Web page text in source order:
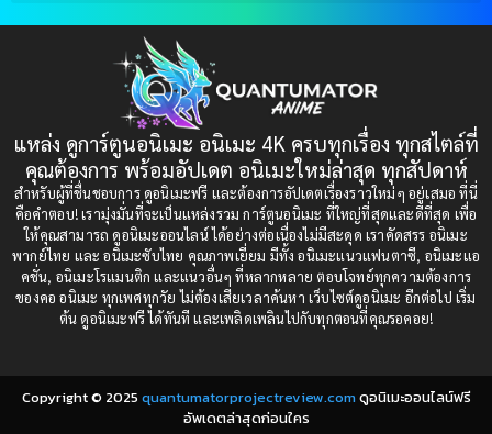
Bondage (ทาส)(1)
(1)
Censored (เซ็นเซอร์)(19)
Comedy (ตลก)(235)
Comedy (ตลก)(85)
Comic Book การ์ตูน(1)
Coming-of-Age ก้าวผ่านวัย(6)
1997
1993
1991
1989
1988
1987
1985
1984
1983
1982
1981
1980
1979
แหล่ง ดูการ์ตูนอนิเมะ อนิเมะ 4K ครบทุกเรื่อง ทุกสไตล์ที่
คุณต้องการ พร้อมอัปเดต อนิเมะใหม่ล่าสุด ทุกสัปดาห์
สำหรับผู้ที่ชื่นชอบการ ดูอนิเมะฟรี และต้องการอัปเดตเรื่องราวใหม่ๆ อยู่เสมอ ที่นี่
คือคำตอบ! เรามุ่งมั่นที่จะเป็นแหล่งรวม การ์ตูนอนิเมะ ที่ใหญ่ที่สุดและดีที่สุด เพื่อ
ให้คุณสามารถ ดูอนิเมะออนไลน์ ได้อย่างต่อเนื่องไม่มีสะดุด เราคัดสรร อนิเมะ
พากย์ไทย และ อนิเมะซับไทย คุณภาพเยี่ยม มีทั้ง อนิเมะแนวแฟนตาซี, อนิเมะแอ
คชั่น, อนิเมะโรแมนติก และแนวอื่นๆ ที่หลากหลาย ตอบโจทย์ทุกความต้องการ
ของคอ อนิเมะ ทุกเพศทุกวัย ไม่ต้องเสียเวลาค้นหา เว็บไซต์ดูอนิเมะ อีกต่อไป เริ่ม
ต้น ดูอนิเมะฟรี ได้ทันที และเพลิดเพลินไปกับทุกตอนที่คุณรอคอย!
Copyright © 2025 quantumatorprojectreview.comดูอนิเมะออนไลน์ฟรี
อัพเดตล่าสุดก่อนใคร